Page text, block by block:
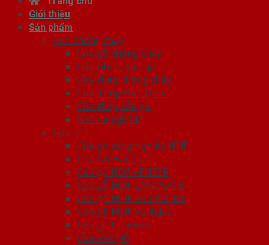
Giới thiệu
Sản phẩm
Cửa chống cháy
Cửa gỗ chống cháy
Cửa nhôm vân gỗ
Cửa thép chống cháy
Cửa Thép Hàn Quốc
Cửa thép vân gỗ
Cửa vân gỗ 5D
Cửa gỗ
Cửa gỗ công nghiệp HDF
Cửa Gỗ Hàn Quốc
Cửa gỗ HDF VENEER
Cửa gỗ MDF LAMINATE
Cửa gỗ MDF MELAMINE
Cửa gỗ MDF VENEER
Cửa gỗ tự nhiên
Cửa vòm gỗ